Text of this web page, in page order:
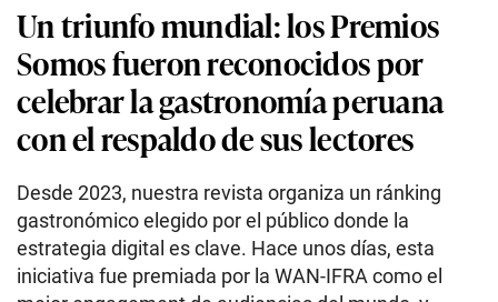
Un triunfo mundial: los Premios
Somos fueron reconocidos por
celebrar la gastronomía peruana
con el respaldo de sus lectores
Desde 2023, nuestra revista organiza un ránking
gastronómico elegido por el público donde la
estrategia digital es clave. Hace unos días, esta
iniciativa fue premiada por la WAN-IFRA como el